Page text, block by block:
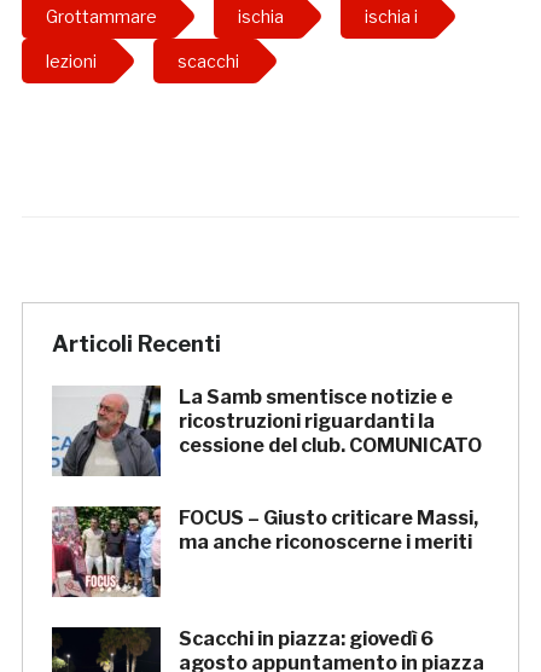
Grottammare ischia ischia i
lezioni scacchi
Articoli Recenti
La Samb smentisce notizie e
ricostruzioni riguardanti la
cessione del club. COMUNICATO
FOCUS – Giusto criticare Massi,
ma anche riconoscerne i meriti
Scacchi in piazza: giovedì 6
agosto appuntamento in piazza